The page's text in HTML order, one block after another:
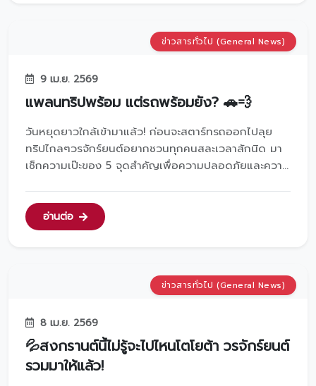
ข่าวสารทั่วไป (General News)
9 เม.ย. 2569
แพลนทริปพร้อม แต่รถพร้อมยัง? 🚗💨
วันหยุดยาวใกล้เข้ามาแล้ว! ก่อนจะสตาร์ทรถออกไปลุย
ทริปไกลๆวรจักร์ยนต์อยากชวนทุกคนสละเวลาสักนิด มา
เช็กความเป๊ะของ 5 จุดสำคัญเพื่อความปลอดภัยและความ
ยัง? เช็กให้ชัวร์ก่อนไฟหมดกลางทาง✅ยางรถยนต์: ดอก
ยางยังแน่น หรือมีรอยบวมตรงไหนไหม?✅ของเหลว:
น้ำมันเครื่องแล...
อ่านต่อ
ข่าวสารทั่วไป (General News)
8 เม.ย. 2569
💦สงกรานต์นี้ไม่รู้จะไปไหนโตโยต้า วรจักร์ยนต์
รวมมาให้แล้ว!